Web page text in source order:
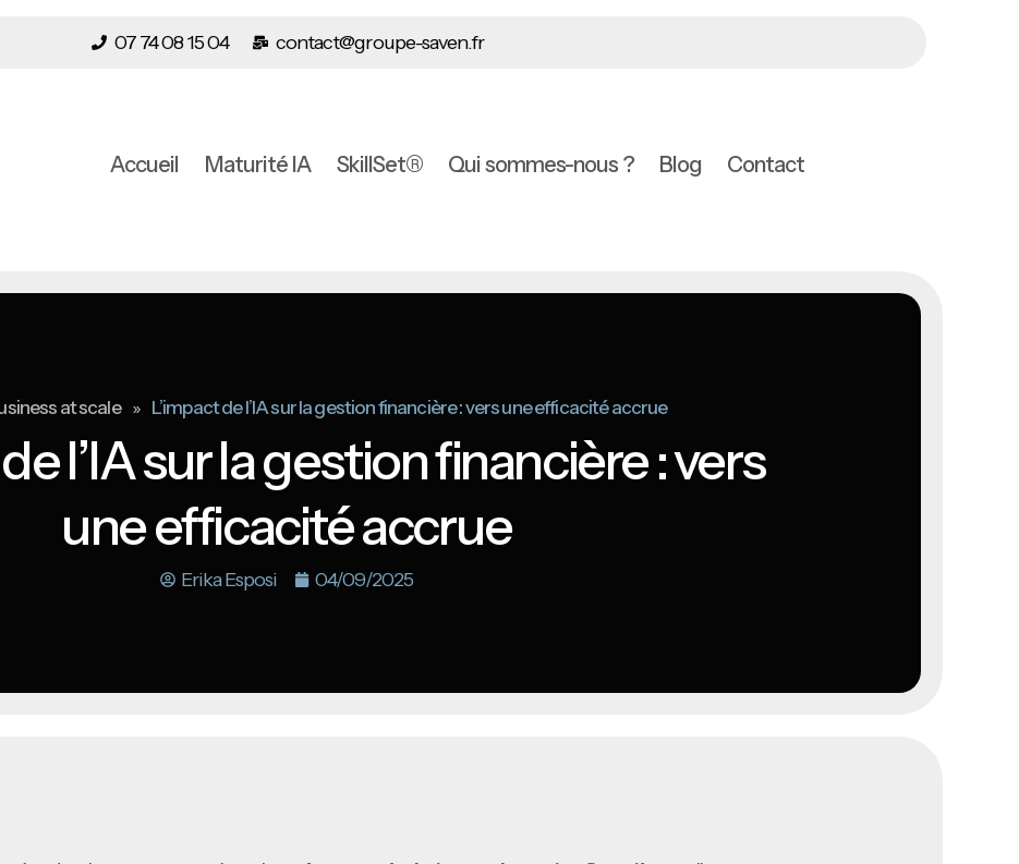
07 74 08 15 04 contact@groupe-saven.fr
Accueil Maturité IA SkillSet® Qui sommes-nous ? Blog Contact
at scale » L’impact de l’IA sur la gestion financière : vers une efficacité accrue
l’IA sur la gestion financière : vers
une efficacité accrue
Erika Esposi 04/09/2025